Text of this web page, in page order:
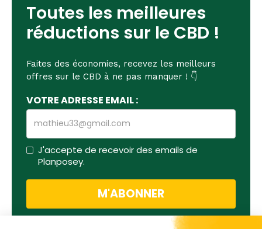
Toutes les meilleures
réductions sur le CBD !
Faites des économies, recevez les meilleurs
offres sur le CBD à ne pas manquer ! 👇
VOTRE ADRESSE EMAIL :
J'accepte de recevoir des emails de
Planposey.